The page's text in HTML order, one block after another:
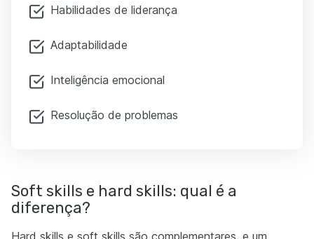
Habilidades de liderança
Adaptabilidade
Inteligência emocional
Resolução de problemas
Soft skills e hard skills: qual é a
diferença?
Hard skills e soft skills são complementares, e um